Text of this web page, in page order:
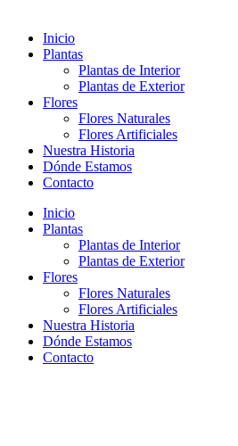
Inicio
Plantas
Plantas de Interior
Plantas de Exterior
Flores
Flores Naturales
Flores Artificiales
Nuestra Historia
Dónde Estamos
Contacto
Inicio
Plantas
Plantas de Interior
Plantas de Exterior
Flores
Flores Naturales
Flores Artificiales
Nuestra Historia
Dónde Estamos
Contacto